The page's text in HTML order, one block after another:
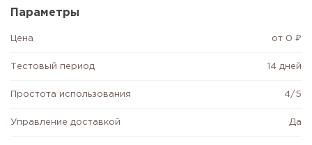
Параметры
Цена от 0 ₽
Тестовый период 14 дней
Простота использования 4/5
Управление доставкой Да